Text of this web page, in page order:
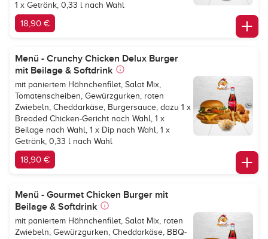
1 x Getränk, 0,33 l nach Wahl
18,90 €
Menü - Crunchy Chicken Delux Burger
mit Beilage & Softdrink
mit paniertem Hähnchenfilet, Salat Mix,
Tomatenscheiben, Gewürzgurken, roten
Zwiebeln, Cheddarkäse, Burgersauce, dazu 1 x
Breaded Chicken-Gericht nach Wahl, 1 x
Beilage nach Wahl, 1 x Dip nach Wahl, 1 x
Getränk, 0,33 l nach Wahl
18,90 €
Menü - Gourmet Chicken Burger mit
Beilage & Softdrink
mit paniertem Hähnchenfilet, Salat Mix, roten
Zwiebeln, Gewürzgurken, Cheddarkäse, BBQ-